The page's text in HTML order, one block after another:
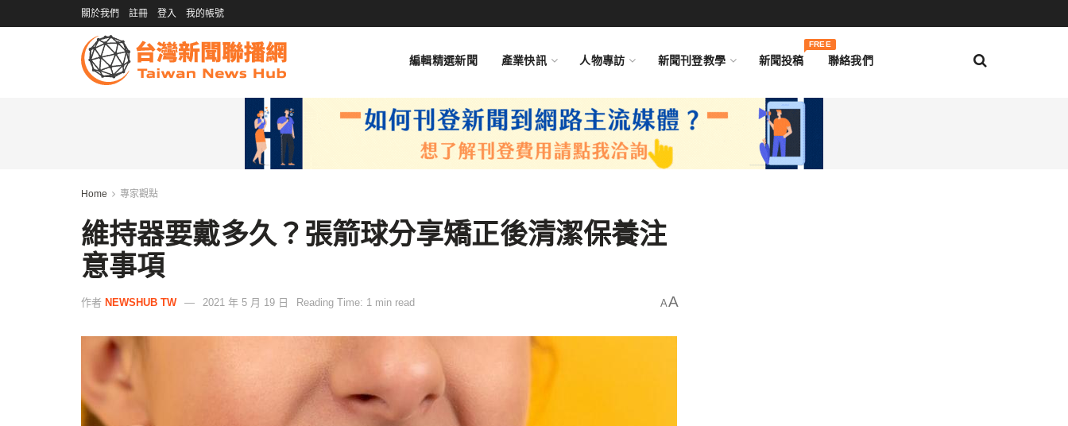
關於我們 註冊 登入 我的帳號
編輯精選新聞 產業快訊 人物專訪 新聞刊登教學 新聞投稿
FREE
聯絡我們
Home 專家觀點
維持器要戴多久？張箭球分享矯正後清潔保養注
意事項
作者 NEWSHUB TW 2021 年 5 月 19 日 Reading Time: 1 min read AA